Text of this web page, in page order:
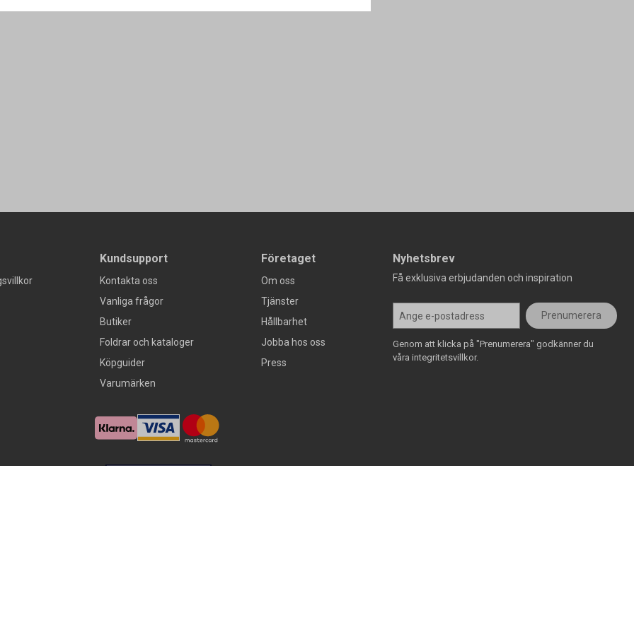
Kundsupport
Kontakta oss
Vanliga frågor
Butiker
Foldrar och kataloger
Köpguider
Varumärken
Företaget
Om oss
Tjänster
Hållbarhet
Jobba hos oss
Press
Nyhetsbrev
Få exklusiva erbjudanden och inspiration
Prenumerera
Genom att klicka på "Prenumerera" godkänner du
våra integritetsvillkor.